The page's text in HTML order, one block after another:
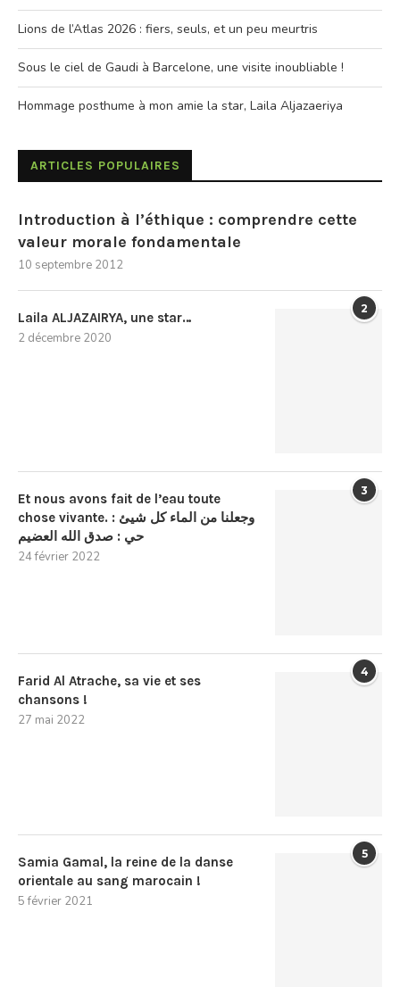
Lions de l’Atlas 2026 : fiers, seuls, et un peu meurtris
Sous le ciel de Gaudi à Barcelone, une visite inoubliable !
Hommage posthume à mon amie la star, Laila Aljazaeriya
ARTICLES POPULAIRES
Introduction à l’éthique : comprendre cette
valeur morale fondamentale
10 septembre 2012
2
Laila ALJAZAIRYA, une star…
2 décembre 2020
3
Et nous avons fait de l’eau toute
chose vivante. : وجعلنا من الماء كل شيئ
حي : صدق الله العضيم
24 février 2022
4
Farid Al Atrache, sa vie et ses
chansons !
27 mai 2022
5
Samia Gamal, la reine de la danse
orientale au sang marocain !
5 février 2021